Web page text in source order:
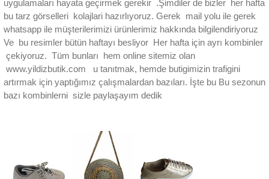
uygulamaları hayata geçirmek gerekir .Şimdiler de bizler her hafta
bu tarz görselleri kolajlari hazırlıyoruz. Gerek mail yolu ile gerek
whatsapp ile müşterilerimizi ürünlerimiz hakkında bilgilendiriyoruz
Ve bu resimler bütün haftayı besliyor Her hafta için ayrı kombinler
çekiyoruz. Tüm bunları hem online sitemiz olan
www.yildizbutik.com u tanıtmak, hemde butigimizin trafigini
artırmak için yaptığımız çalışmalardan bazıları. İşte bu Bu sezonun
bazı kombinlerni sizle paylaşayım dedik